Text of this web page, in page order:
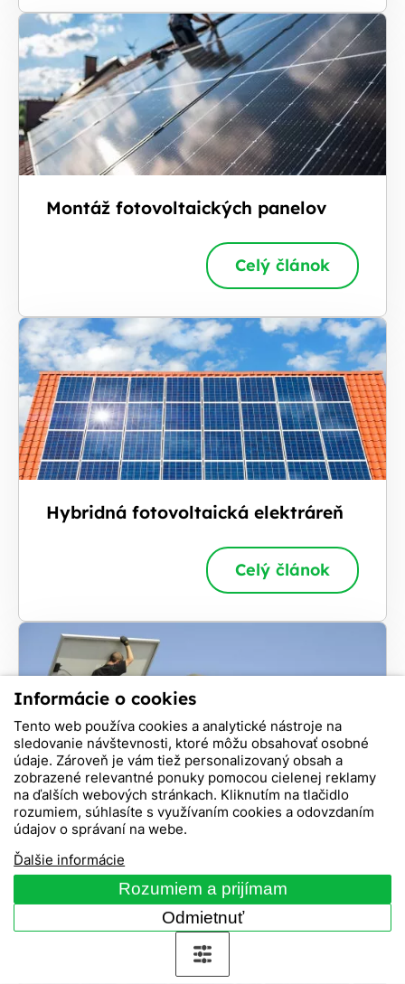
Montáž fotovoltaických panelov
Celý článok
Hybridná fotovoltaická elektráreň
Celý článok
Bojler na fotovoltaiku: ušetrite za
ohrev vody
Celý článok
Informácie o cookies
Tento web používa cookies a analytické nástroje na
sledovanie návštevnosti, ktoré môžu obsahovať osobné
údaje. Zároveň je vám tiež personalizovaný obsah a
zobrazené relevantné ponuky pomocou cielenej reklamy
na ďalších webových stránkach. Kliknutím na tlačidlo
rozumiem, súhlasíte s využívaním cookies a odovzdaním
údajov o správaní na webe.
Ďalšie informácie
Rozumiem a prijímam
Odmietnuť